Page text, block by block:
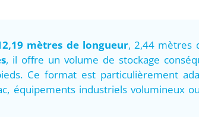
mètres de longueur, 2,44 mètres
, il offre un volume de stockage
Ce format est particulièrement
équipements industriels volumineux